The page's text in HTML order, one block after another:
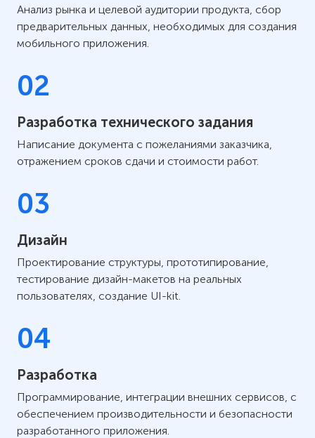
Анализ рынка и целевой аудитории продукта, сбор
предварительных данных, необходимых для создания
мобильного приложения.
02
Разработка технического задания
Написание документа с пожеланиями заказчика,
отражением сроков сдачи и стоимости работ.
03
Дизайн
Проектирование структуры, прототипирование,
тестирование дизайн-макетов на реальных
пользователях, создание UI-kit.
04
Разработка
Программирование, интеграции внешних сервисов, с
обеспечением производительности и безопасности
разработанного приложения.